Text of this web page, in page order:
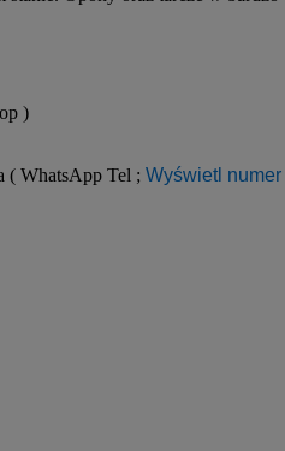
)
( WhatsApp Tel ; Wyświetl numer